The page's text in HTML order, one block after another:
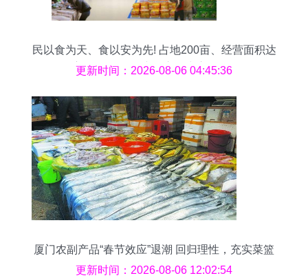
民以食为天、食以安为先! 占地200亩、经营面积达
2.5万平方的“华西农副产品交易中心”5月18日即将
更新时间：2026-08-06 04:45:36
厦门农副产品“春节效应”退潮 回归理性，充实菜篮
更新时间：2026-08-06 12:02:54